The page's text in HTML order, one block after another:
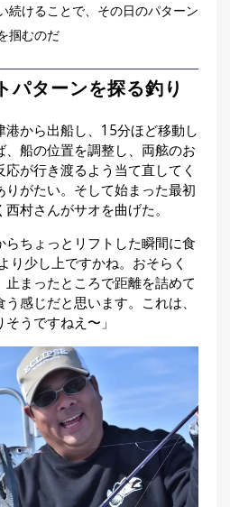
続けることで、その日のパターン
掴むのだ
パターンを探る釣り
から出船し、15分ほど移動し
船の位置を調整し、両舷のお
が行き渡るよう当て直してく
がたい。そして始まった最初
村さんがサオを曲げた。
ちょっとリフトした瞬間に食
り少し上ですかね。おそらく
まったところで距離を詰めて
感じだと思います。これは、
うですねえ〜」